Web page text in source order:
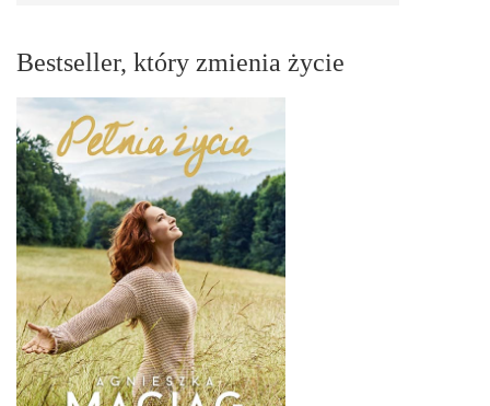
Bestseller, który zmienia życie